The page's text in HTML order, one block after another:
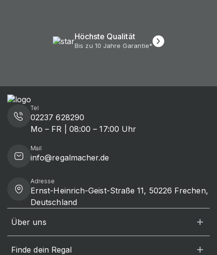
Höchste Qualität
Bis zu 10 Jahre Garantie*
Tel
02237 628290
Mo – FR | 08:00 – 17:00 Uhr
Mail
info@regalmacher.de
Adresse
Ernst-Heinrich-Geist-Straße 11, 50226 Frechen,
Deutschland
Über uns
Finde dein Regal